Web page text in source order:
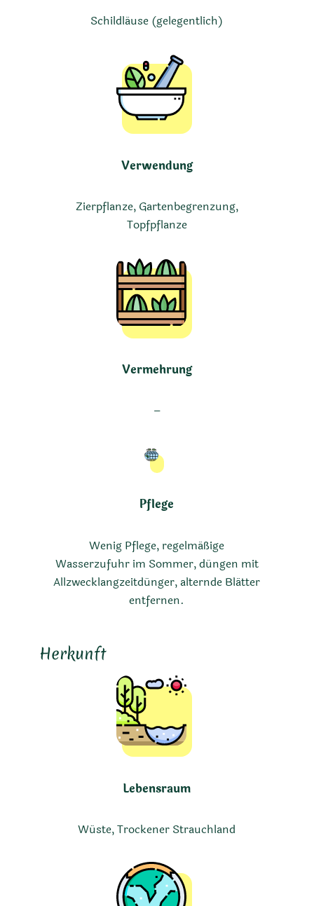
Schildläuse (gelegentlich)
Verwendung
Zierpflanze, Gartenbegrenzung,
Topfpflanze
Vermehrung
–
Pflege
Wenig Pflege, regelmäßige
Wasserzufuhr im Sommer, düngen mit
Allzwecklangzeitdünger, alternde Blätter
entfernen.
Herkunft
Lebensraum
Wüste, Trockener Strauchland